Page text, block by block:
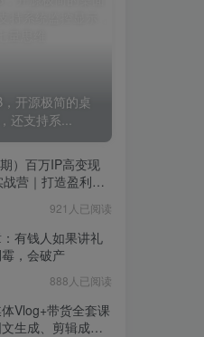
开源极简的桌
还支持系...
期）百万IP高变现
营｜打造盈利赚
成交积累客户案
921人已阅读
有钱人如果讲礼
，会破产
888人已阅读
Vlog+带货全套课
生成、剪辑成片